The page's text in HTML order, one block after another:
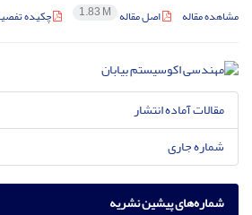
مشاهده مقاله اصل مقاله 1.83 M چکیده
مقالات آماده انتشار
شماره جاری
شماره‌های پیشین نشریه